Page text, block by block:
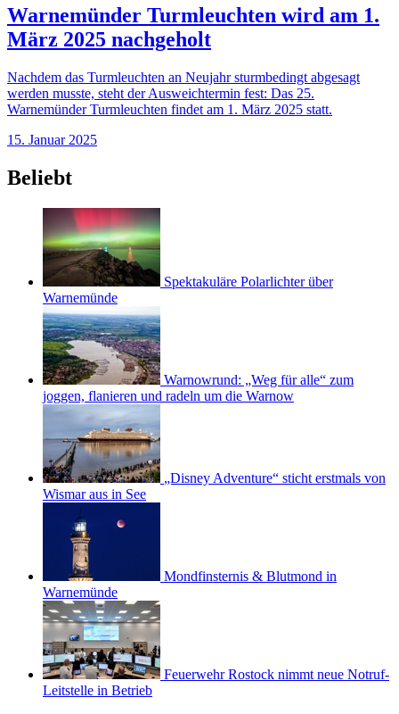
Warnemünder Turmleuchten wird am 1.
März 2025 nachgeholt
Nachdem das Turmleuchten an Neujahr sturmbedingt abgesagt
werden musste, steht der Ausweichtermin fest: Das 25.
Warnemünder Turmleuchten findet am 1. März 2025 statt.
15. Januar 2025
Beliebt
Spektakuläre Polarlichter über
Warnemünde
Warnowrund: „Weg für alle“ zum
joggen, flanieren und radeln um die Warnow
„Disney Adventure“ sticht erstmals von
Wismar aus in See
Mondfinsternis & Blutmond in
Warnemünde
Feuerwehr Rostock nimmt neue Notruf-
Leitstelle in Betrieb